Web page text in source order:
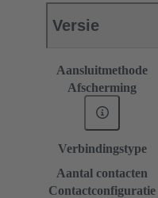
Versie
Aansluitmethode
Afscherming
Verbindingstype
Aantal contacten
Contactconfiguratie